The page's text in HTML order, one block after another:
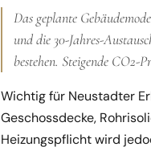
Das geplante
und die 30-Jahres-
bestehen. Steigende CO2-
Wichtig für Neustadter
Geschossdecke,
Heizungspflicht wird